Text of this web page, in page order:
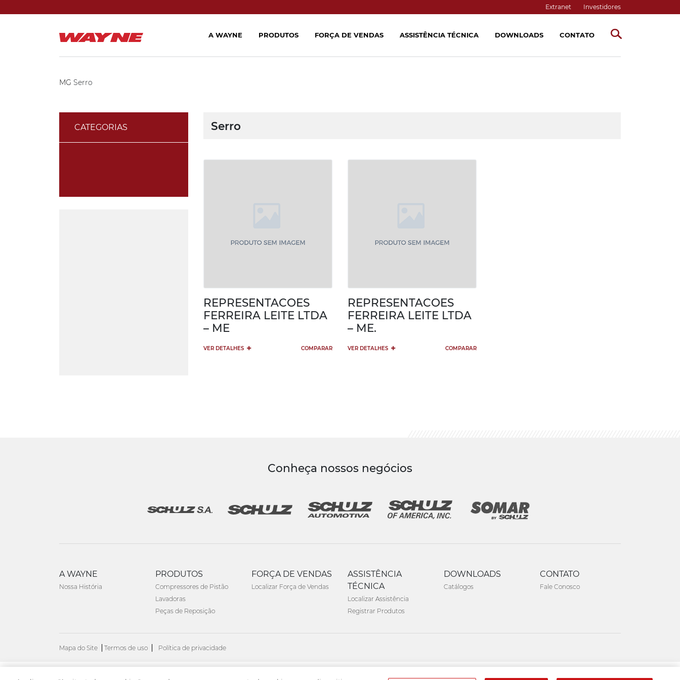
Extranet Investidores
MG Serro
CATEGORIAS Serro
REPRESENTACOES
FERREIRA LEITE LTDA
– ME
VER DETALHES + COMPARAR
REPRESENTACOES
FERREIRA LEITE LTDA
– ME.
VER DETALHES + COMPARAR
Conheça nossos negócios
A WAYNE
Nossa História
PRODUTOS
Compressores de Pistão
Lavadoras
Peças de Reposição
FORÇA DE VENDAS
Localizar Força de Vendas
ASSISTÊNCIA
TÉCNICA
Localizar Assistência
Registrar Produtos
DOWNLOADS
Catálogos
CONTATO
Fale Conosco
Mapa do Site Termos de uso Política de privacidade
A WAYNE PRODUTOS FORÇA DE VENDAS ASSISTÊNCIA TÉCNICA DOWNLOADS CONTATO